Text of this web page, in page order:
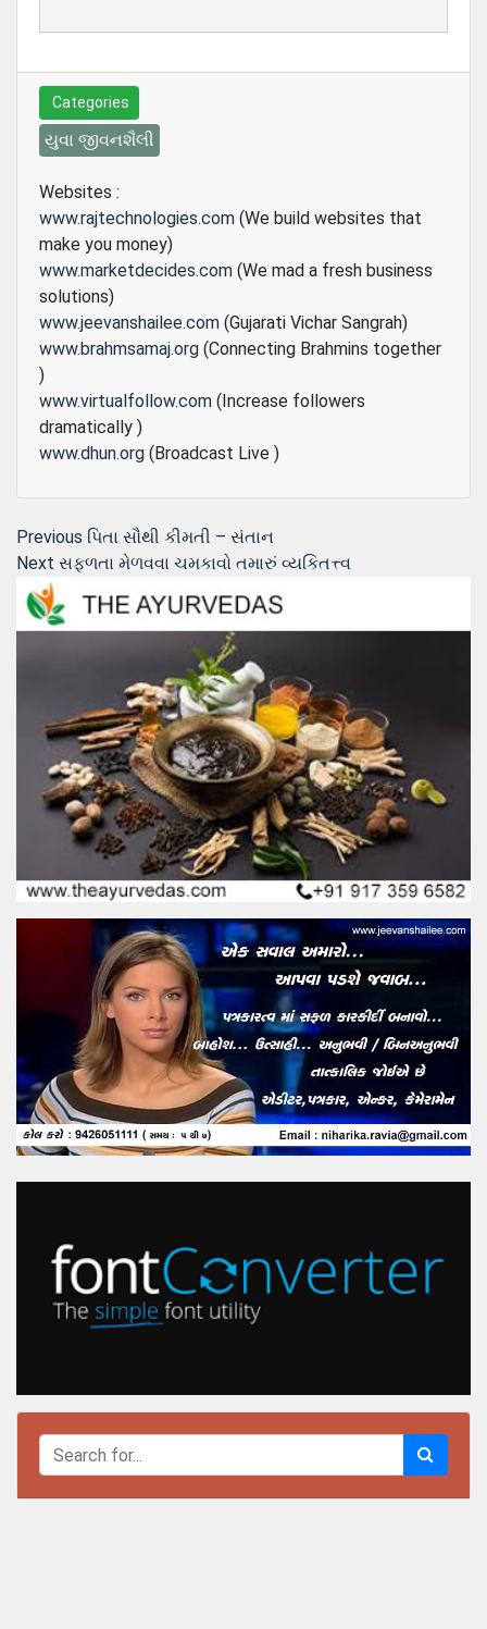
Categories
યુવા જીવનશૈલી
Websites :
www.rajtechnologies.com (We build websites that
make you money)
www.marketdecides.com (We mad a fresh business
solutions)
www.jeevanshailee.com (Gujarati Vichar Sangrah)
www.brahmsamaj.org (Connecting Brahmins together
)
www.virtualfollow.com (Increase followers
dramatically )
www.dhun.org (Broadcast Live )
Post
navigation
Previous Previous
post:
પિતા સૌથી કીમતી – સંતાન
Next Next
સફળતા મેળવવા ચમકાવો તમારું વ્યકિતત્ત્વ